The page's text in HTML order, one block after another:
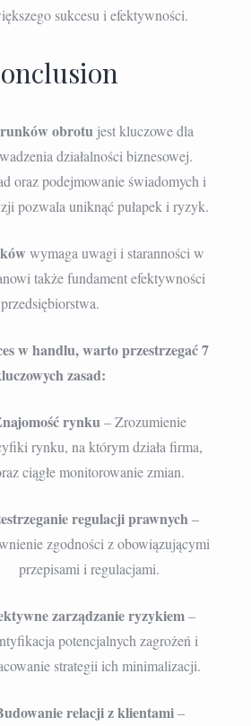
sukcesu i efektywności.
obrotu jest kluczowe dla
działalności biznesowej.
oraz podejmowanie świadomych i
pozwala uniknąć pułapek i ryzyk.
wymaga uwagi i staranności w
także fundament efektywności
przedsiębiorstwa.
w handlu, warto przestrzegać 7
zasad:
rynku– Zrozumienie
rynku, na którym działa firma,
ciągłe monitorowanie zmian.
regulacji prawnych–
zgodności z obowiązującymi
przepisami i regulacjami.
zarządzanie ryzykiem–
potencjalnych zagrożeń i
strategii ich minimalizacji.
relacji z klientami–